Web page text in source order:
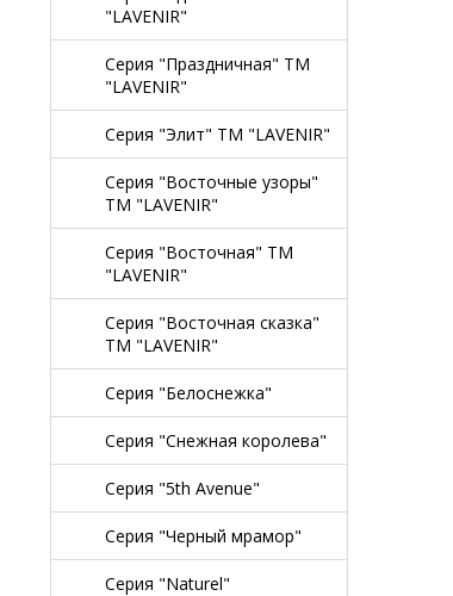
"LAVENIR"
Серия "Праздничная" TM
"LAVENIR"
Серия "Элит" TM "LAVENIR"
Серия "Восточные узоры"
TM "LAVENIR"
Серия "Восточная" TM
"LAVENIR"
Серия "Восточная сказка"
TM "LAVENIR"
Серия "Белоснежка"
Серия "Снежная королева"
Серия "5th Avenue"
Серия "Черный мрамор"
Серия "Naturel"